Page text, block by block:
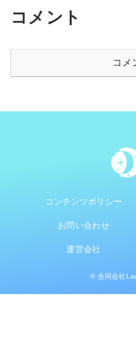
コメント
コメ
コンテンツポリシー
お問い合わせ
運営会社
© 合同会社